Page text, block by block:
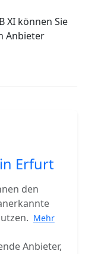
XI können Sie
Anbieter
Erfurt
den
Mehr
Anbieter,